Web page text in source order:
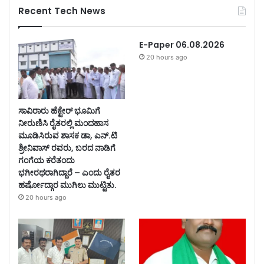
Recent Tech News
ಸಾವಿರಾರು ಹೆಕ್ಟೇರ್ ಭೂಮಿಗೆ
ನೀರುಣಿಸಿ ರೈತರಲ್ಲಿ ಮಂದಹಾಸ
ಮೂಡಿಸಿರುವ ಶಾಸಕ ಡಾ, ಎನ್.ಟಿ
ಶ್ರೀನಿವಾಸ್ ರವರು, ಬರದ ನಾಡಿಗೆ
ಗಂಗೆಯ ಕರೆತಂದು
ಭಗೀರಥರಾಗಿದ್ದಾರೆ – ಎಂದು ರೈತರ
ಹರ್ಷೋದ್ಗಾರ ಮುಗಿಲು ಮುಟ್ಟಿತು.
20 hours ago
E-Paper 06.08.2026
20 hours ago